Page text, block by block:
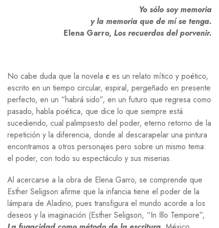
Yo sólo soy memoria
y la memoria que de mí se tenga.
Elena Garro, Los recuerdos del porvenir.
No cabe duda que la novela c es un relato mítico y poético,
escrito en un tiempo circular, espiral, pergeñado en presente
perfecto, en un “habrá sido”, en un futuro que regresa como
pasado, habla poética, que dice lo que siempre está
sucediendo, cual palimpsesto del poder, eterno retorno de la
repetición y la diferencia, donde al descarapelar una pintura
encontramos a otros personajes pero sobre un mismo tema:
el poder, con todo su espectáculo y sus miserias.
Al acercarse a la obra de Elena Garro, se comprende que
Esther Seligson afirme que la infancia tiene el poder de la
lámpara de Aladino, pues transfigura el mundo acorde a los
deseos y la imaginación (Esther Seligson, “In Illo Tempore”,